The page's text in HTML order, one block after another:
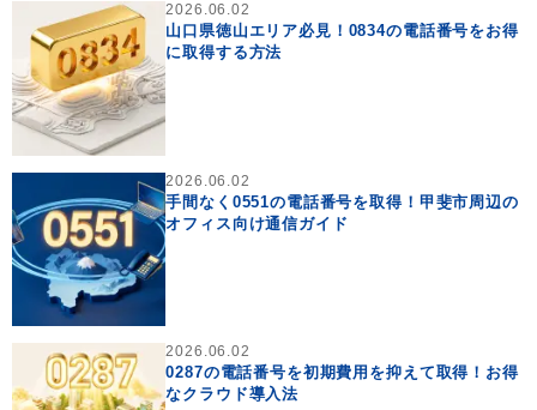
2026.06.02
山口県徳山エリア必見！0834の電話番号をお得
に取得する方法
2026.06.02
手間なく0551の電話番号を取得！甲斐市周辺の
オフィス向け通信ガイド
2026.06.02
0287の電話番号を初期費用を抑えて取得！お得
なクラウド導入法